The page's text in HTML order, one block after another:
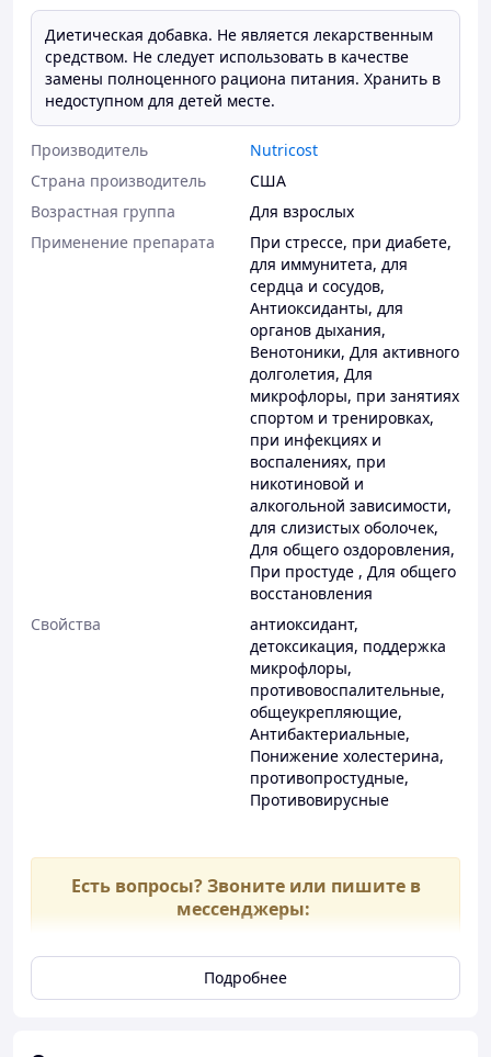
Диетическая добавка. Не является лекарственным
средством. Не следует использовать в качестве
замены полноценного рациона питания. Хранить в
недоступном для детей месте.
Производитель
Nutricost
Страна производитель
США
Возрастная группа
Для взрослых
Применение препарата
При стрессе, при диабете,
для иммунитета, для
сердца и сосудов,
Антиоксиданты, для
органов дыхания,
Венотоники, Для активного
долголетия, Для
микрофлоры, при занятиях
спортом и тренировках,
при инфекциях и
воспалениях, при
никотиновой и
алкогольной зависимости,
для слизистых оболочек,
Для общего оздоровления,
При простуде , Для общего
восстановления
Свойства
антиоксидант,
детоксикация, поддержка
микрофлоры,
противовоспалительные,
общеукрепляющие,
Антибактериальные,
Понижение холестерина,
противопростудные,
Противовирусные
Есть вопросы? Звоните или пишите в
мессенджеры:
+38(067)7071700
ВИТАМИНКА
Подробнее